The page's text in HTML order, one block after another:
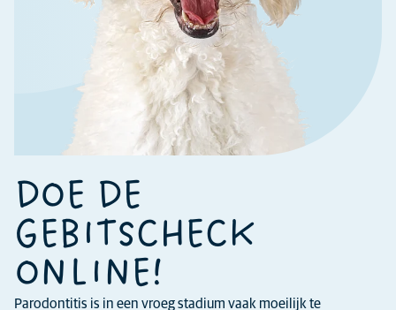
DOE DE
GEBITSCHECK
ONLINE!
Parodontitis is in een vroeg stadium vaak moeilijk te